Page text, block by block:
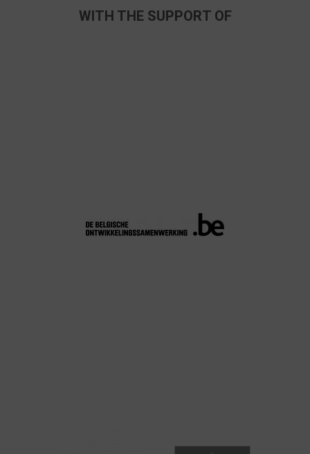
WITH THE SUPPORT OF